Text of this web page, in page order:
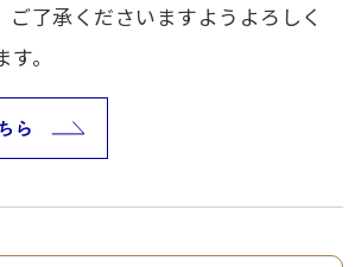
ご了承くださいますようよろしく
。